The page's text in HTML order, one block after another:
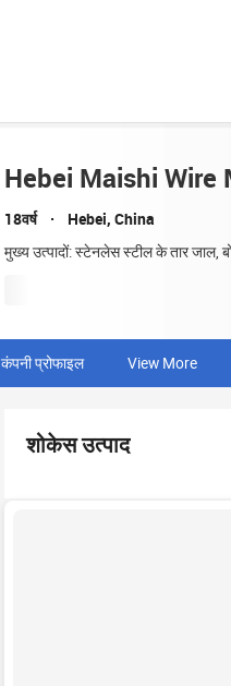
Hebei Maishi Wire
18वर्ष Hebei, China
मुख्य उत्पादों: स्टेनलेस स्टील के तार जाल,
कंपनी प्रोफाइल View More
शोकेस उत्पाद